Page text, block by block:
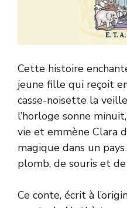
Cette histoire
jeune fille qui reçoit
casse-noisette la
l’horloge sonne
vie et emmène Clara
magique dans un
plomb, de souris et
Ce conte, écrit à